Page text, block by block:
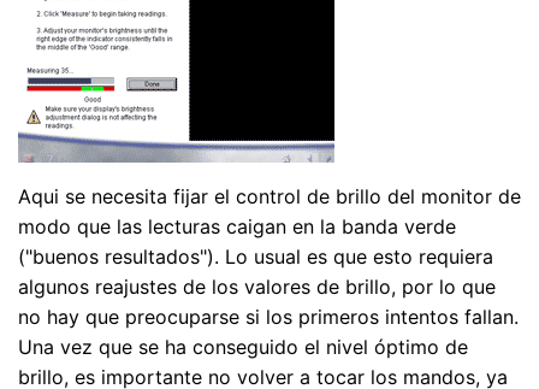
Aqui se necesita fijar el control de brillo del monitor de
modo que las lecturas caigan en la banda verde
("buenos resultados"). Lo usual es que esto requiera
algunos reajustes de los valores de brillo, por lo que
no hay que preocuparse si los primeros intentos fallan.
Una vez que se ha conseguido el nivel óptimo de
brillo, es importante no volver a tocar los mandos, ya